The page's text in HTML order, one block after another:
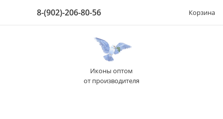
8-(902)-206-80-56 Корзина
Иконы оптом
от производителя